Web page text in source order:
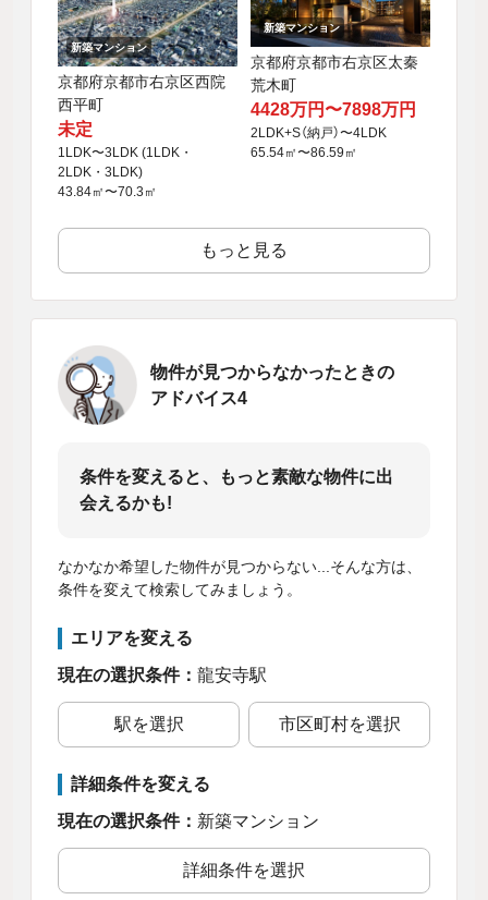
新築マンション
京都府京都市右京区西院
西平町
未定
1LDK〜3LDK (1LDK・
2LDK・3LDK)
43.84㎡〜70.3㎡
新築マンション
京都府京都市右京区太秦
荒木町
4428万円〜7898万円
2LDK+S（納戸）〜4LDK
65.54㎡〜86.59㎡
もっと見る
物件が見つからなかったときの
アドバイス4
条件を変えると、もっと素敵な物件に出
会えるかも!
なかなか希望した物件が見つからない...そんな方は、
条件を変えて検索してみましょう。
エリアを変える
現在の選択条件： 龍安寺駅
駅を選択 市区町村を選択
詳細条件を変える
現在の選択条件： 新築マンション
詳細条件を選択